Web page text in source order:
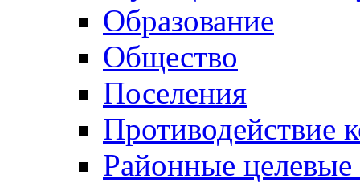
Образование
Общество
Поселения
Противодействие
Районные